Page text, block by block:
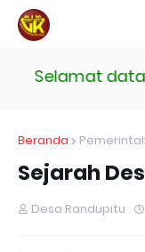
Selamat
Beranda
Sejarah
Desa Randupitu